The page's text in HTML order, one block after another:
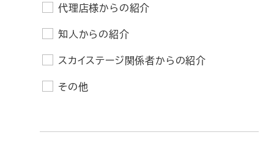
代理店様からの紹介
知人からの紹介
スカイステージ関係者からの紹介
その他